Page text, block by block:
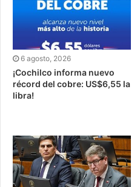
6 agosto, 2026
¡Cochilco informa nuevo
récord del cobre: US$6,55 la
libra!